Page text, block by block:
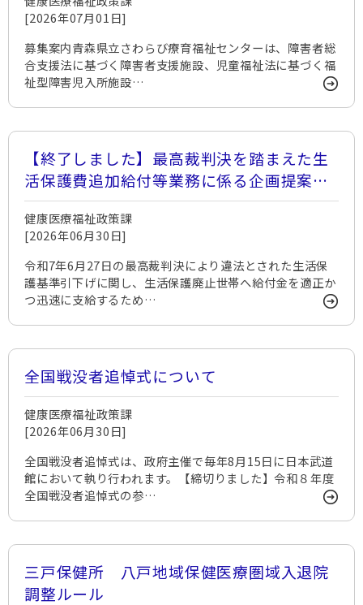
[2026年07月01日]
募集案内青森県立さわらび療育福祉センターは、障害者総
合支援法に基づく障害者支援施設、児童福祉法に基づく福
祉型障害児入所施設…
【終了しました】最高裁判決を踏まえた生
活保護費追加給付等業務に係る企画提案を
募集します
健康医療福祉政策課
[2026年06月30日]
令和7年6月27日の最高裁判決により違法とされた生活保
護基準引下げに関し、生活保護廃止世帯へ給付金を適正か
つ迅速に支給するため…
全国戦没者追悼式について
健康医療福祉政策課
[2026年06月30日]
全国戦没者追悼式は、政府主催で毎年8月15日に日本武道
館において執り行われます。【締切りました】令和８年度
全国戦没者追悼式の参…
三戸保健所 八戸地域保健医療圏域入退院
調整ルール